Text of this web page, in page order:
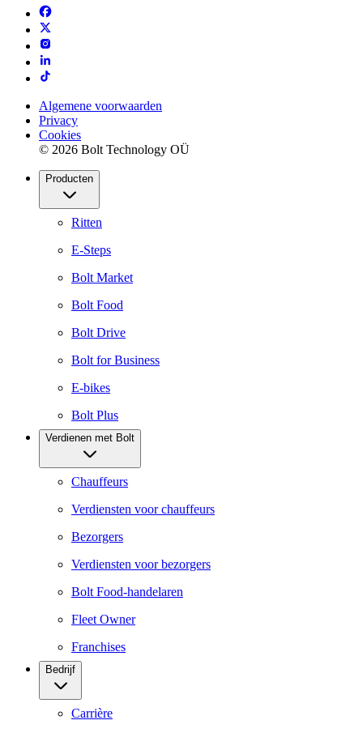
Algemene voorwaarden
Privacy
Cookies
© 2026 Bolt Technology OÜ
Producten
Ritten
E-Steps
Bolt Market
Bolt Food
Bolt Drive
Bolt for Business
E-bikes
Bolt Plus
Verdienen met Bolt
Chauffeurs
Verdiensten voor chauffeurs
Bezorgers
Verdiensten voor bezorgers
Bolt Food-handelaren
Fleet Owner
Franchises
Bedrijf
Carrière